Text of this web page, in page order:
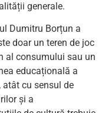
generale.
Dumitru Borțun a
doar un teren de joc
al consumului sau un
educațională a
cu sensul de
și a